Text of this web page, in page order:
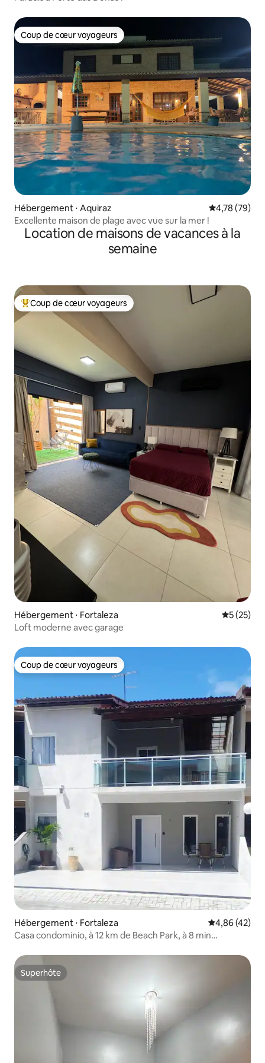
Coup de cœur voyageurs
Coup de cœur voyageurs
Hébergement ⋅ Aquiraz Évaluation
4,78 (79)
Excellente maison de plage avec vue sur la mer !
Location de maisons de vacances à la
semaine
Coups de cœur voyageurs les plus appréciés
Coup de cœur voyageurs
Hébergement ⋅ Fortaleza
5 (25)
Loft moderne avec garage
Coup de cœur voyageurs
Coup de cœur voyageurs
Hébergement ⋅ Fortaleza Évaluation
4,86 (42)
Casa condominio, à 12 km de Beach Park, à 8 min
Superhôte
Superhôte